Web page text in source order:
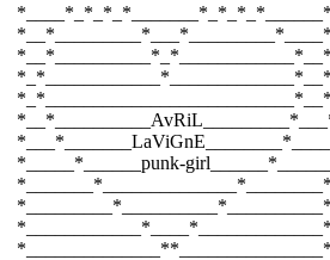
*____*_*_*_*_______*_*_*_*______*
*__*_________*___*_________*____*
*__*__________*_*____________*__*
*_*____________*_____________*__*
*_*__________________________*__*
*_____*______punk-
*_______*______________*________*
*_________*__________*__________*
*____________*____*_____________*
*______________**_______________*